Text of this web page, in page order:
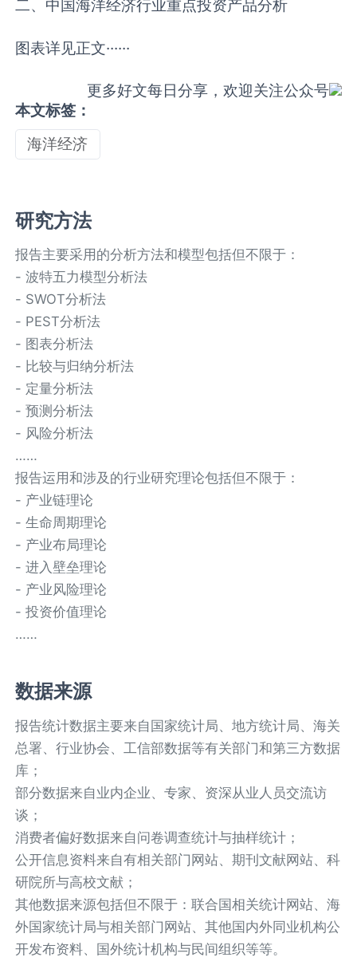
二、中国海洋经济行业重点投资产品分析
图表详见正文······
更多好文每日分享，欢迎关注公众号
本文标签：
海洋经济
研究方法
报告主要采用的分析方法和模型包括但不限于：
- 波特五力模型分析法
- SWOT分析法
- PEST分析法
- 图表分析法
- 比较与归纳分析法
- 定量分析法
- 预测分析法
- 风险分析法
……
报告运用和涉及的行业研究理论包括但不限于：
- 产业链理论
- 生命周期理论
- 产业布局理论
- 进入壁垒理论
- 产业风险理论
- 投资价值理论
……
数据来源
报告统计数据主要来自国家统计局、地方统计局、海关
总署、行业协会、工信部数据等有关部门和第三方数据
库；
部分数据来自业内企业、专家、资深从业人员交流访
谈；
消费者偏好数据来自问卷调查统计与抽样统计；
公开信息资料来自有相关部门网站、期刊文献网站、科
研院所与高校文献；
其他数据来源包括但不限于：联合国相关统计网站、海
外国家统计局与相关部门网站、其他国内外同业机构公
开发布资料、国外统计机构与民间组织等等。